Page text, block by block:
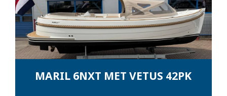
MARIL 6NXT MET VETUS 42PK